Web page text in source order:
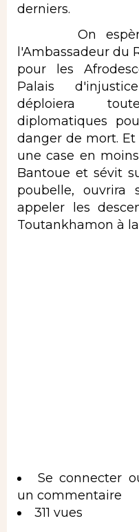
derniers.
On espère
l'Ambassadeur du
pour les
Palais
déploiera
diplomatiques
danger de mort.
une case en
Bantoue et sévit
poubelle, ouvrira
appeler les
Toutankhamon à
Se connecter
un commentaire
311 vues